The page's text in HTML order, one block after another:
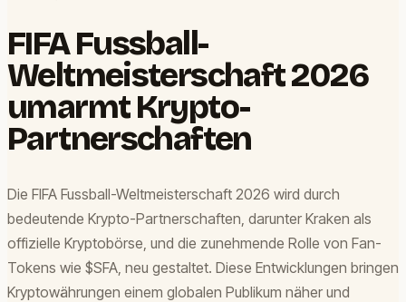
FIFA Fussball-
Weltmeisterschaft 2026
umarmt Krypto-
Partnerschaften
Die FIFA Fussball-Weltmeisterschaft 2026 wird durch
bedeutende Krypto-Partnerschaften, darunter Kraken als
offizielle Kryptobörse, und die zunehmende Rolle von Fan-
Tokens wie $SFA, neu gestaltet. Diese Entwicklungen bringen
Kryptowährungen einem globalen Publikum näher und